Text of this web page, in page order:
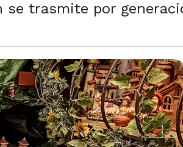
trasmite por